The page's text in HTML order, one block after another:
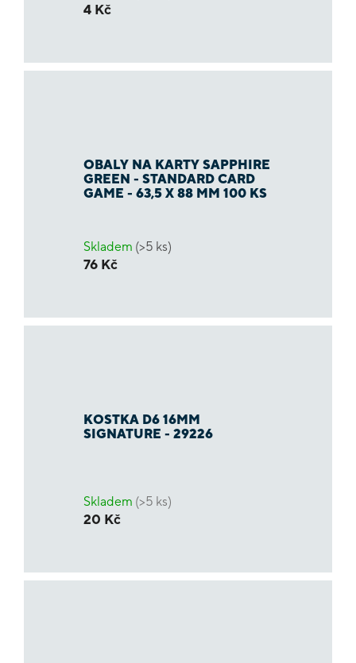
4 Kč
OBALY NA KARTY SAPPHIRE
GREEN - STANDARD CARD
GAME - 63,5 X 88 MM 100 KS
Skladem (>5 ks)
76 Kč
KOSTKA D6 16MM
SIGNATURE - 29226
Skladem (>5 ks)
20 Kč